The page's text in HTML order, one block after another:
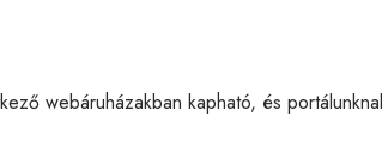
webáruházakban kapható, és